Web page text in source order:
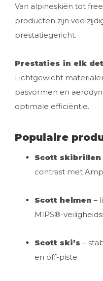
Van alpineskiën tot
producten zijn
prestatiegericht.
Prestaties in elk
Lichtgewicht
pasvormen en
optimale efficiëntie.
Populaire
Scott skibrillen
contrast met
Scott helmen –
MIPS®-
Scott ski’s –
en off-piste.